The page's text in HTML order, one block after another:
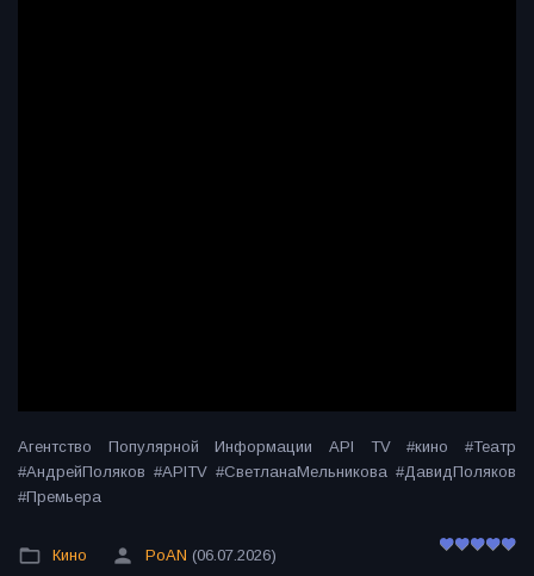
Агентство Популярной Информации API TV #кино #Театр
#АндрейПоляков #APITV #СветланаМельникова #ДавидПоляков
#Премьера
Кино PoAN (06.07.2026)